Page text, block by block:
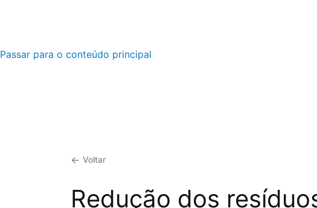
Passar para o conteúdo principal
Voltar
Redução dos